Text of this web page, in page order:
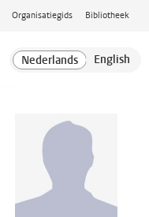
Organisatiegids Bibliotheek